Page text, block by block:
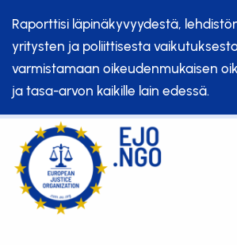
Raporttisi läpinäkyvyydestä,
yritysten ja poliittisesta
varmistamaan oikeudenmukaisen
ja tasa-arvon kaikille lain edessä.